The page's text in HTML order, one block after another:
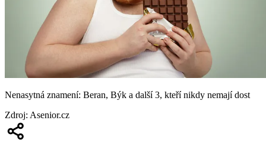
Nenasytná znamení: Beran, Býk a další 3, kteří nikdy nemají dost
Zdroj: Asenior.cz